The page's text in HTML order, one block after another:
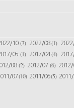
10 (3) 2022/08(1)
05 (1) 2017/04(4)
08 (2) 2012/07 (6)
07(10) 2011/06(5)